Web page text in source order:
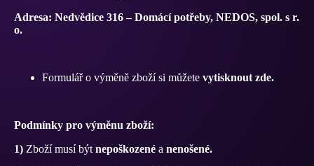
Adresa: Nedvědice 316 – Domácí potřeby, NEDOS, spol. s r.
o.
Formulář o výměně zboží si můžete vytisknout zde.
Podmínky pro výměnu zboží:
1) Zboží musí být nepoškozené a nenošené.